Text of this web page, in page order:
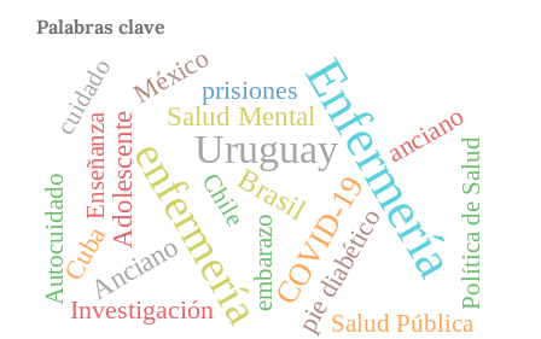
Palabras clave
Enfermería
enfermeríaUruguay
COVID-19
Brasil
Adolescente
Anciano
Salud Mental
pie diabético
Investigación
prisiones
México
Cuba
anciano
Enseñanza
Salud Pública
Política de Salud
Autocuidado Chile
cuidado
embarazo